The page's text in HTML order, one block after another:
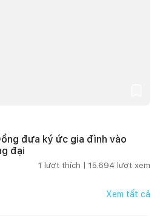
đưa ký ức gia đình vào
đại
1 lượt thích | 15.694 lượt xem
Xem tất cả